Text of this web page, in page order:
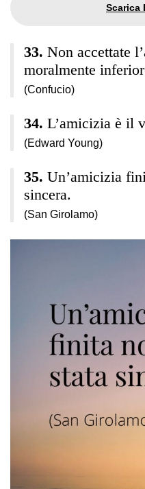
Non accettate
moralmente
(Confucio)
L’amicizia è il
(Edward Young)
Un’amicizia
sincera.
(San Girolamo)